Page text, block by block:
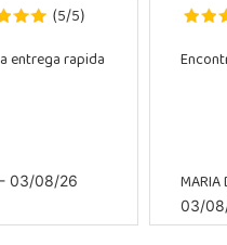
(5/5)
entrega rapida
- 03/08/26 MARIA
03/